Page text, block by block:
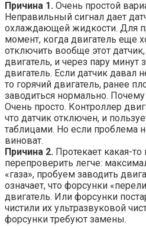
Причина 1. Очень простой
Неправильный сигнал дает
охлаждающей жидкости. Для
момент, когда двигатель еще
отключить вообще этот
двигатель, и через пару минут
двигатель. Если датчик давал
то горячий двигатель, ранее
заводиться нормально.
Очень просто. Контроллер
что датчик отключен, и
таблицами. Но если проблема
виноват.
Причина 2. Протекает какая-
перепроверить легче:
«газа», пробуем заводить
означает, что форсунки
двигатель. Или форсунки
чистили их ультразвуковой
форсунки требуют замены.